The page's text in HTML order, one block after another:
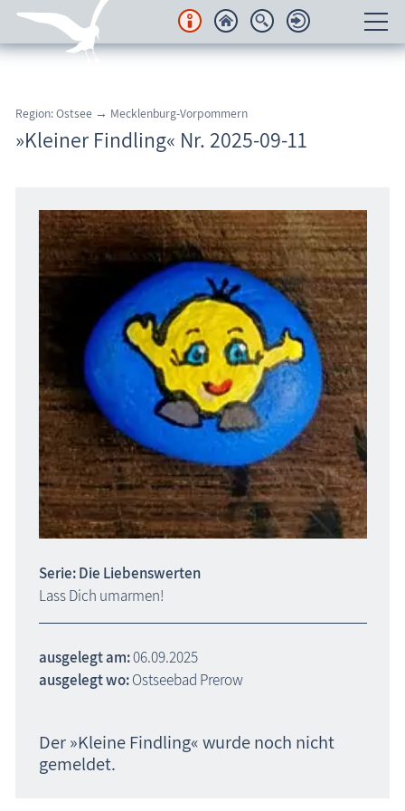
Regionales
Karten
Freizeit
Wissenswertes
Veranstaltungen
Blog
Region: Ostsee → Mecklenburg-Vorpommern
»Kleiner Findling« Nr. 2025-09-11
Serie: Die Liebenswerten
Lass Dich umarmen!
ausgelegt am:06.09.2025
ausgelegt wo:Ostseebad Prerow
Der »Kleine Findling« wurde noch nicht
gemeldet.